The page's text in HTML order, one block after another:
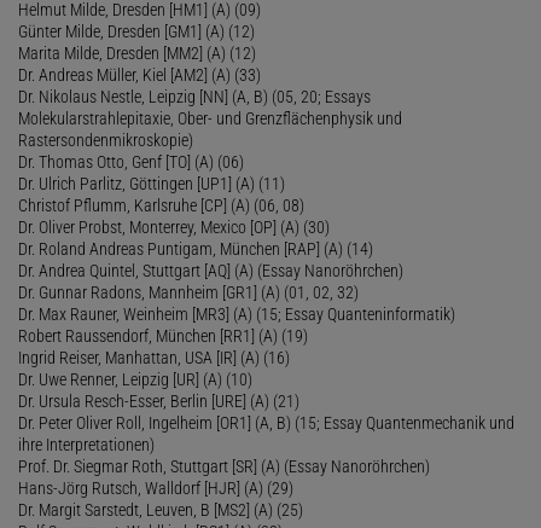
Helmut Milde, Dresden [HM1] (A) (09)
Günter Milde, Dresden [GM1] (A) (12)
Marita Milde, Dresden [MM2] (A) (12)
Dr. Andreas Müller, Kiel [AM2] (A) (33)
Dr. Nikolaus Nestle, Leipzig [NN] (A, B) (05, 20; Essays
Molekularstrahlepitaxie, Ober- und Grenzflächenphysik und
Rastersondenmikroskopie)
Dr. Thomas Otto, Genf [TO] (A) (06)
Dr. Ulrich Parlitz, Göttingen [UP1] (A) (11)
Christof Pflumm, Karlsruhe [CP] (A) (06, 08)
Dr. Oliver Probst, Monterrey, Mexico [OP] (A) (30)
Dr. Roland Andreas Puntigam, München [RAP] (A) (14)
Dr. Andrea Quintel, Stuttgart [AQ] (A) (Essay Nanoröhrchen)
Dr. Gunnar Radons, Mannheim [GR1] (A) (01, 02, 32)
Dr. Max Rauner, Weinheim [MR3] (A) (15; Essay Quanteninformatik)
Robert Raussendorf, München [RR1] (A) (19)
Ingrid Reiser, Manhattan, USA [IR] (A) (16)
Dr. Uwe Renner, Leipzig [UR] (A) (10)
Dr. Ursula Resch-Esser, Berlin [URE] (A) (21)
Dr. Peter Oliver Roll, Ingelheim [OR1] (A, B) (15; Essay Quantenmechanik und
ihre Interpretationen)
Prof. Dr. Siegmar Roth, Stuttgart [SR] (A) (Essay Nanoröhrchen)
Hans-Jörg Rutsch, Walldorf [HJR] (A) (29)
Dr. Margit Sarstedt, Leuven, B [MS2] (A) (25)